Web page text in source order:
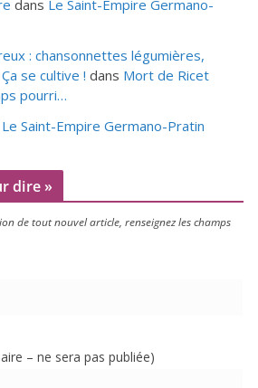
dans Le Saint-Empire Germano-
: chansonnettes légumières,
se cultive ! dans Mort de Ricet
pourri…
Le Saint-Empire Germano-Pratin
dire »
de tout nou­vel article, ren­sei­gnez les champs
– ne sera pas publiée)